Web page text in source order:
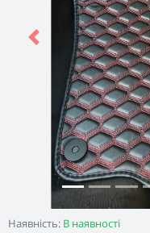
Наявність: В наявності
Previous